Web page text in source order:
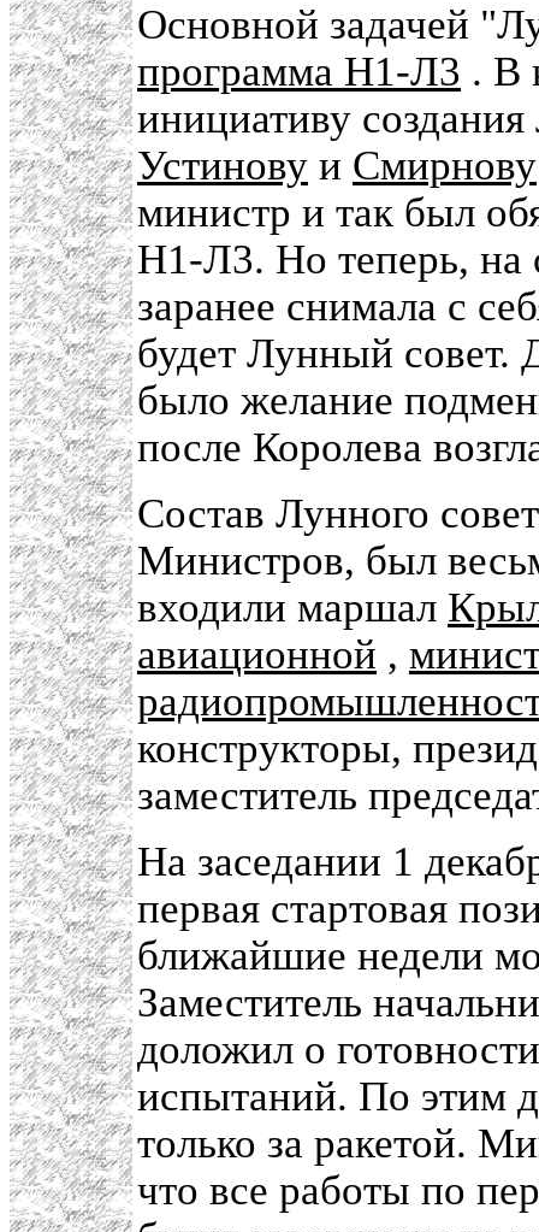
Основной задачей
программа Н1-Л3 . В
инициативу
Устинову и Смирнову
министр и так был
Н1-Л3. Но теперь,
заранее снимала с
будет Лунный совет.
было желание
после Королева
Состав Лунного
Министров, был
входили маршал
авиационной ,
конструкторы,
заместитель
На заседании 1
первая стартовая
ближайшие недели
Заместитель
доложил о
испытаний. По этим
только за ракетой.
что все работы по